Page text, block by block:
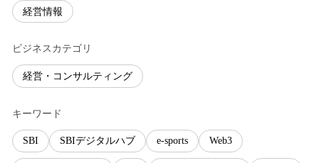
経営情報
ビジネスカテゴリ
経営・コンサルティング
キーワード
SBI SBIデジタルハブ e-sports Web3